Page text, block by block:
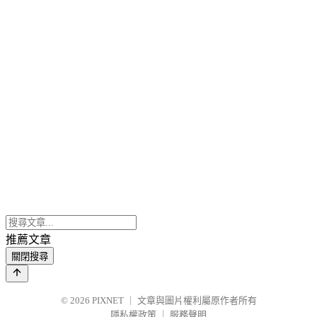
推薦文章
關閉搜尋
© 2026 PIXNET
文章與圖片權利屬原作者所有
隱私權政策
服務聲明